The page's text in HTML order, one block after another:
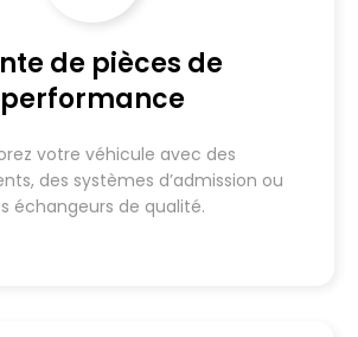
de pièces de
performance
votre véhicule avec des
des systèmes d’admission ou
échangeurs de qualité.